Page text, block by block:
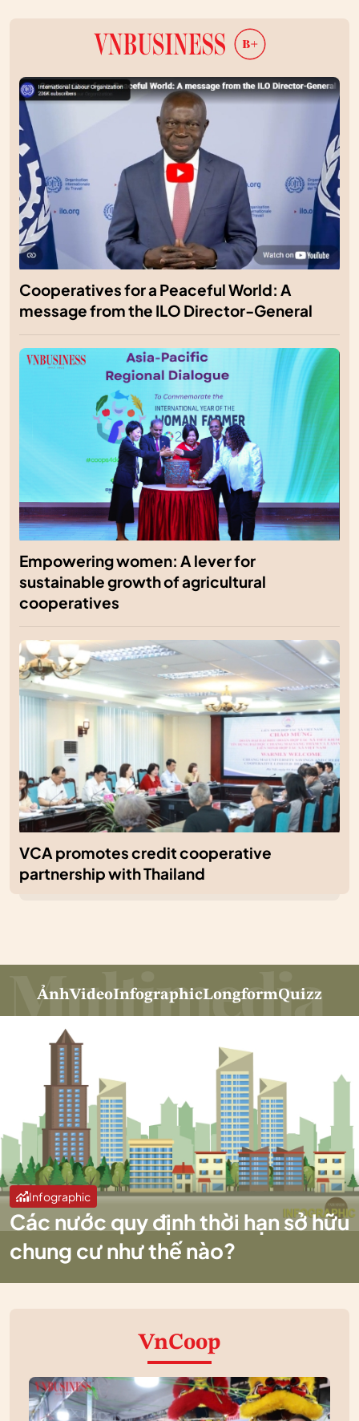
Cooperatives for a Peaceful World: A
message from the ILO Director-General
Empowering women: A lever for
sustainable growth of agricultural
cooperatives
VCA promotes credit cooperative
partnership with Thailand
ẢnhVideoInfographicLongformQuizz
Infographic
Các nước quy định thời hạn sở hữu
chung cư như thế nào?
VnCoop